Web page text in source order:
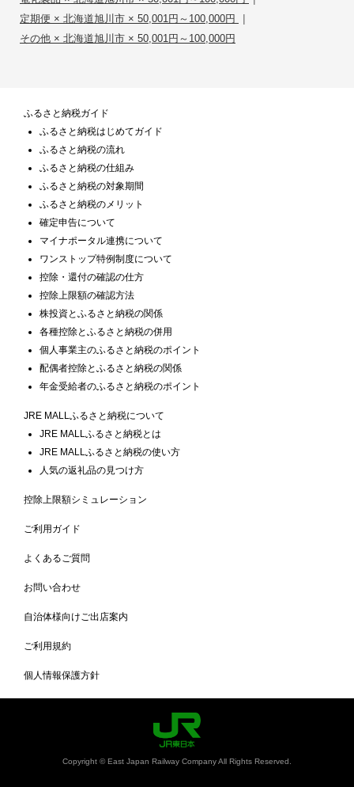
定期便 × 北海道旭川市 × 50,001円～100,000円 |
その他 × 北海道旭川市 × 50,001円～100,000円
ふるさと納税ガイド
ふるさと納税はじめてガイド
ふるさと納税の流れ
ふるさと納税の仕組み
ふるさと納税の対象期間
ふるさと納税のメリット
確定申告について
マイナポータル連携について
ワンストップ特例制度について
控除・還付の確認の仕方
控除上限額の確認方法
株投資とふるさと納税の関係
各種控除とふるさと納税の併用
個人事業主のふるさと納税のポイント
配偶者控除とふるさと納税の関係
年金受給者のふるさと納税のポイント
JRE MALLふるさと納税について
JRE MALLふるさと納税とは
JRE MALLふるさと納税の使い方
人気の返礼品の見つけ方
控除上限額シミュレーション
ご利用ガイド
よくあるご質問
お問い合わせ
自治体様向けご出店案内
ご利用規約
個人情報保護方針
Copyright © East Japan Railway Company All Rights Reserved.